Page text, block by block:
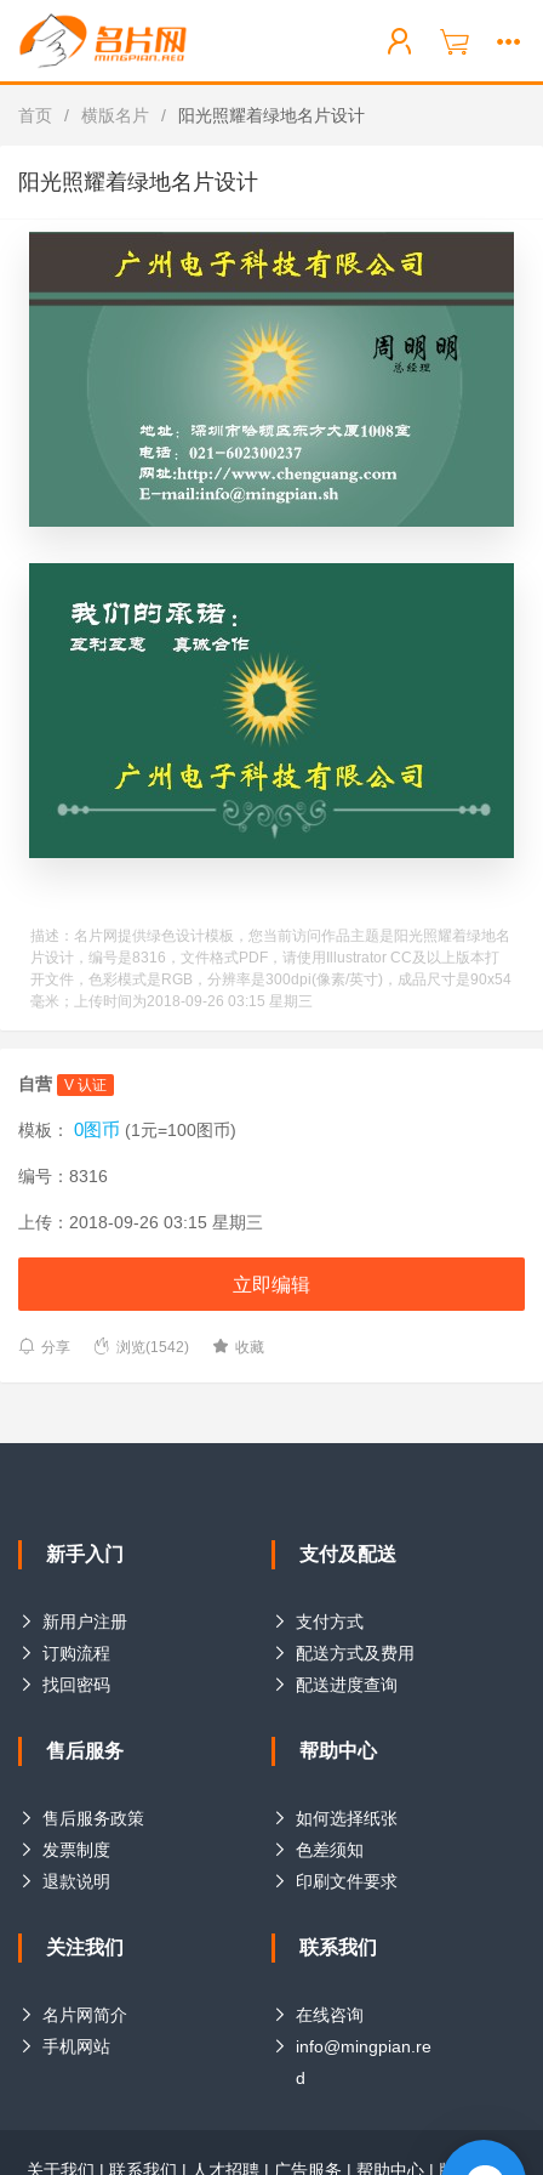
首页 / 横版名片 / 阳光照耀着绿地名片设计
阳光照耀着绿地名片设计
描述：名片网提供绿色设计模板，您当前访问作品主题是阳光照耀着绿地名
片设计，编号是8316，文件格式PDF，请使用Illustrator CC及以上版本打
开文件，色彩模式是RGB，分辨率是300dpi(像素/英寸)，成品尺寸是90x54
毫米；上传时间为2018-09-26 03:15 星期三
自营 V 认证
模板： 0图币 (1元=100图币)
编号：8316
上传：2018-09-26 03:15 星期三
立即编辑
分享 浏览(1542) 收藏
新手入门
新用户注册
订购流程
找回密码
支付及配送
支付方式
配送方式及费用
配送进度查询
售后服务
售后服务政策
发票制度
退款说明
帮助中心
如何选择纸张
色差须知
印刷文件要求
关注我们
名片网简介
手机网站
联系我们
在线咨询
info@mingpian.re
d
关于我们 | 联系我们 | 人才招聘 | 广告服务 | 帮助中心 | 版权声明